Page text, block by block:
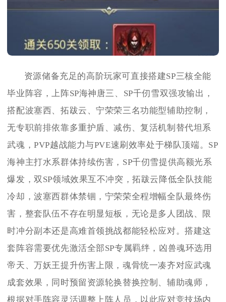
资源储备充足的高阶玩家可直接搭建SP三核全能
毕业阵容，上阵SP海神唐三、SP千仞雪双强攻输出，
搭配波塞西、拓跋云、宁荣荣三名功能型辅助控制，
无专职前排依靠多重护盾、减伤、复活机制替代坦系
武魂，PVP越战能力与PVE速刷效率处于梯队顶端。SP
海神主打水系群体持续伤害，SP千仞雪提供高额光系
爆发，双SP领域效果互不冲突，拓跋云降低全队技能
冷却，波塞西群体禁锢，宁荣荣全程增幅全队最终伤
害，整套队伍不存在明显短板，无论是多人团战、限
时冲分副本还是高难首领挑战都能轻松应对。搭建这
套阵容需要优先激活全部SP专属羁绊，凶兽魂环选用
帝天、万妖王提升伤害上限，魂骨统一凑齐对应武魂
成套效果，同时预留资源轮换替换控制、辅助魂师，
根据对手阵容灵活调整上阵人员，以此应对竞技场内